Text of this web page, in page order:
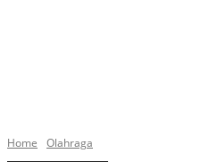
Home
Olahraga